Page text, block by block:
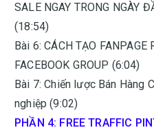
SALE NGAY TRONG NGÀY
(18:54)
Bài 6: CÁCH TẠO FANPAGE
FACEBOOK GROUP (6:04)
Bài 7: Chiến lược Bán Hàng
nghiệp (9:02)
PHẦN 4: FREE TRAFFIC